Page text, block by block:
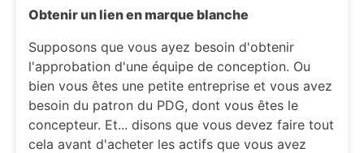
Obtenir un lien en marque blanche
Supposons que vous ayez besoin d'obtenir
l'approbation d'une équipe de conception. Ou
bien vous êtes une petite entreprise et vous avez
besoin du patron du PDG, dont vous êtes le
concepteur. Et... disons que vous devez faire tout
cela avant d'acheter les actifs que vous avez